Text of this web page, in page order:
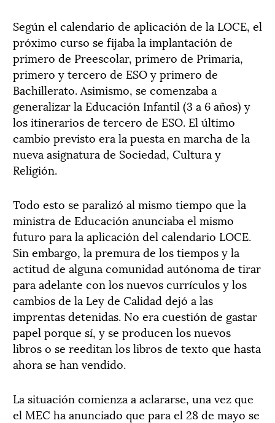
Según el calendario de aplicación de la LOCE, el
próximo curso se fijaba la implantación de
primero de Preescolar, primero de Primaria,
primero y tercero de ESO y primero de
Bachillerato. Asimismo, se comenzaba a
generalizar la Educación Infantil (3 a 6 años) y
los itinerarios de tercero de ESO. El último
cambio previsto era la puesta en marcha de la
nueva asignatura de Sociedad, Cultura y
Religión.
Todo esto se paralizó al mismo tiempo que la
ministra de Educación anunciaba el mismo
futuro para la aplicación del calendario LOCE.
Sin embargo, la premura de los tiempos y la
actitud de alguna comunidad autónoma de tirar
para adelante con los nuevos currículos y los
cambios de la Ley de Calidad dejó a las
imprentas detenidas. No era cuestión de gastar
papel porque sí, y se producen los nuevos
libros o se reeditan los libros de texto que hasta
ahora se han vendido.
La situación comienza a aclararse, una vez que
el MEC ha anunciado que para el 28 de mayo se